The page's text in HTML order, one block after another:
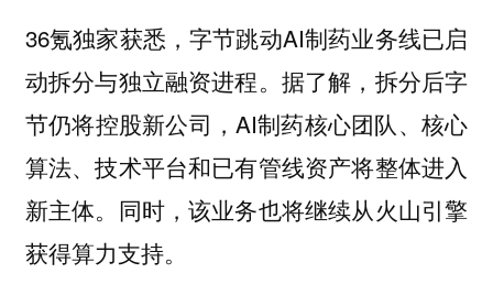
36氪独家获悉，字节跳动AI制药业务线已启
动拆分与独立融资进程。据了解，拆分后字
节仍将控股新公司，AI制药核心团队、核心
算法、技术平台和已有管线资产将整体进入
新主体。同时，该业务也将继续从火山引擎
获得算力支持。